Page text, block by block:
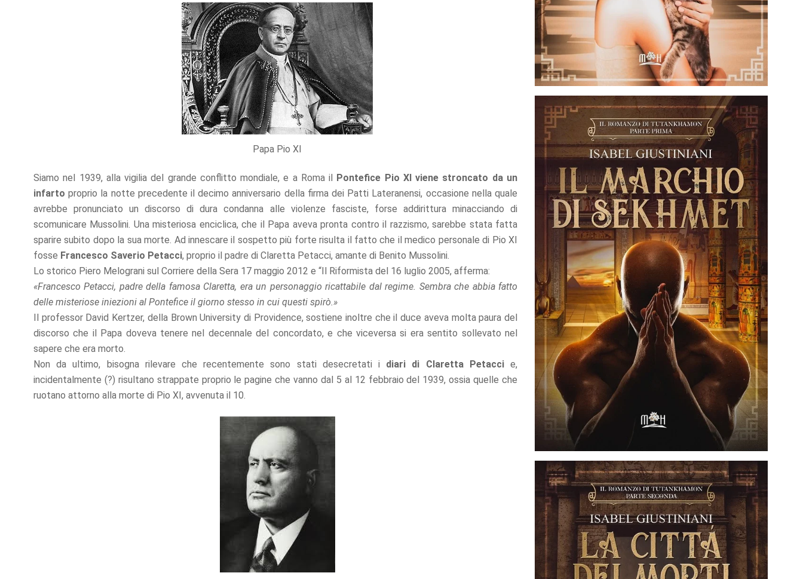
Papa Pio XI
Siamo nel 1939, alla vigilia del grande conflitto mondiale, e a Roma il Pontefice Pio XI viene stroncato da un
infarto proprio la notte precedente il decimo anniversario della firma dei Patti Lateranensi, occasione nella quale
avrebbe pronunciato un discorso di dura condanna alle violenze fasciste, forse addirittura minacciando di
scomunicare Mussolini. Una misteriosa enciclica, che il Papa aveva pronta contro il razzismo, sarebbe stata fatta
sparire subito dopo la sua morte. Ad innescare il sospetto più forte risulta il fatto che il medico personale di Pio XI
fosse Francesco Saverio Petacci, proprio il padre di Claretta Petacci, amante di Benito Mussolini.
Lo storico Piero Melograni sul Corriere della Sera 17 maggio 2012 e “Il Riformista del 16 luglio 2005, afferma:
«Francesco Petacci, padre della famosa Claretta, era un personaggio ricattabile dal regime. Sembra che abbia fatto
delle misteriose iniezioni al Pontefice il giorno stesso in cui questi spirò.»
Il professor David Kertzer, della Brown University di Providence, sostiene inoltre che il duce aveva molta paura del
discorso che il Papa doveva tenere nel decennale del concordato, e che viceversa si era sentito sollevato nel
sapere che era morto.
Non da ultimo, bisogna rilevare che recentemente sono stati desecretati i diari di Claretta Petaccie,
incidentalmente (?) risultano strappate proprio le pagine che vanno dal 5 al 12 febbraio del 1939, ossia quelle che
ruotano attorno alla morte di Pio XI, avvenuta il 10.
increase the
chance of
seeing
personalized
offers.